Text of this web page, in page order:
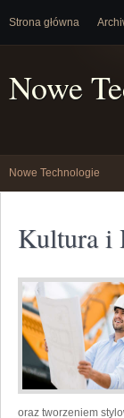
Strona główna
Nowe
Nowe Technologie
Kultura i
oraz tworzeniem